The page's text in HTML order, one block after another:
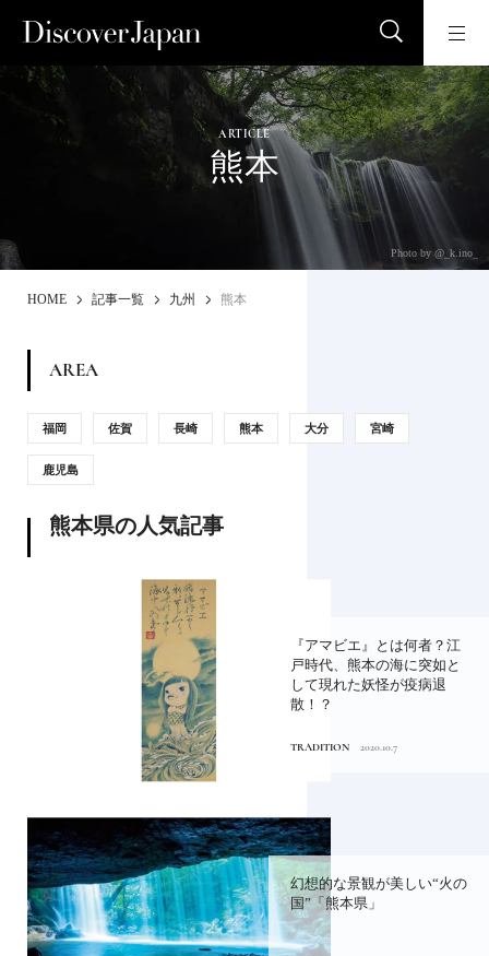
ARTICLE
熊本
Photo by @_k.ino_
HOME 記事一覧 九州 熊本
AREA
福岡 佐賀 長崎 熊本 大分 宮崎
鹿児島
熊本県の人気記事
『アマビエ』とは何者？江
戸時代、熊本の海に突如と
して現れた妖怪が疫病退
散！？
TRADITION 2020.10.7
幻想的な景観が美しい“火の
国”「熊本県」